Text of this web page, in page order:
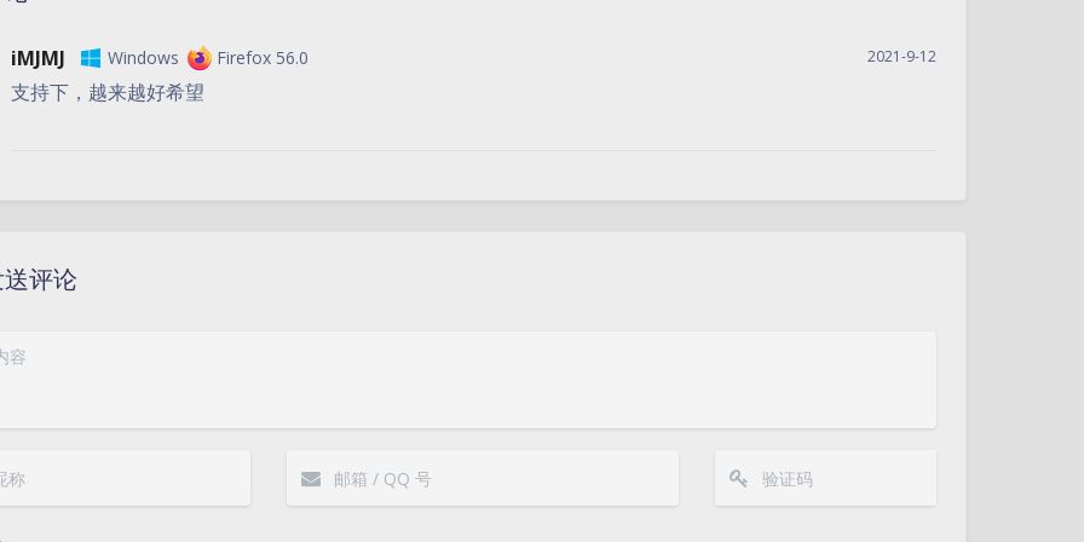
iMJMJ Windows Firefox 56.0 2021-9-12
支持下，越来越好希望
评论